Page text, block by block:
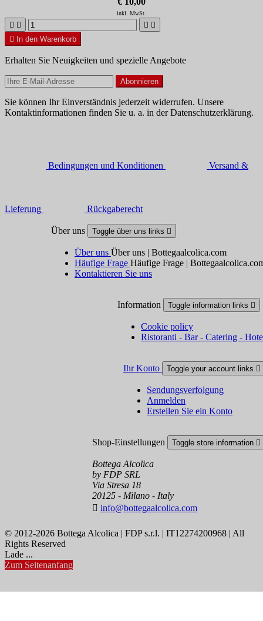
inkl. MwSt.
   

In den Warenkorb
Erhalten Sie Neuigkeiten und spezielle Angebote
Sie können Ihr Einverständnis jederzeit widerrufen. Unsere
Kontaktinformationen finden Sie u. a. in der Datenschutzerklärung.
Bedingungen und Konditionen Versand &
Lieferung Rückgaberecht
Über uns Toggle über uns links 
Über uns Über uns | Bottegaalcolica.com
Häufige Frage Häufige Frage |
Kontaktieren Sie uns
Information Toggle information links 
Cookie policy
Ristoranti - Bar - Catering -
Ihr Konto Toggle your account links 
Sendungsverfolgung
Anmelden
Erstellen Sie ein Konto
Shop-Einstellungen Toggle store information 
Bottega Alcolica
by FDP SRL
Via Stresa 18
20125 - Milano - Italy
 info@bottegaalcolica.com
© 2012-2026 Bottega Alcolica | FDP s.r.l. | IT12274200968 | All
Rights Reserved
Lade ...
Zum Seitenanfang